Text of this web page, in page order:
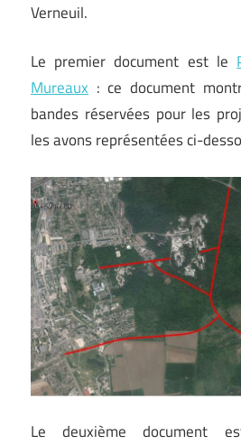
Verneuil.
Le premier document est le
Mureaux : ce document
bandes réservées pour les
les avons représentées ci-
Le deuxième document